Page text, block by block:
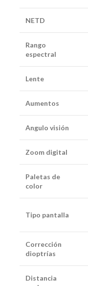
NETD
Rango
espectral
Lente
Aumentos
Angulo visión
Zoom digital
Paletas de
color
Tipo pantalla
Corrección
dioptrías
Distancia